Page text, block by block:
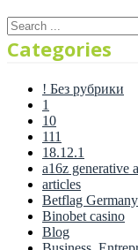
Categories
! Без рубрики
1
10
111
18.12.1
a16z generative
articles
Betflag Germany
Binobet casino
Blog